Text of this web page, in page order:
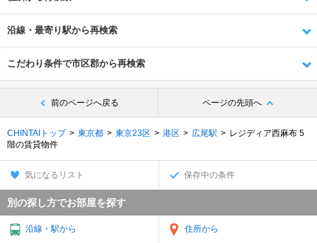
沿線・最寄り駅から再検索
こだわり条件で市区郡から再検索
前のページへ戻る ページの先頭へ
CHINTAIトップ 東京都 東京23区 港区 広尾駅
レジディア西麻布 5
階の賃貸物件
気になるリスト 保存中の条件
別の探し方でお部屋を探す
沿線・駅から 住所から